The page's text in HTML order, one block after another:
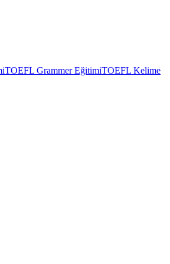
TOEFL Grammer EğitimiTOEFL Kelime